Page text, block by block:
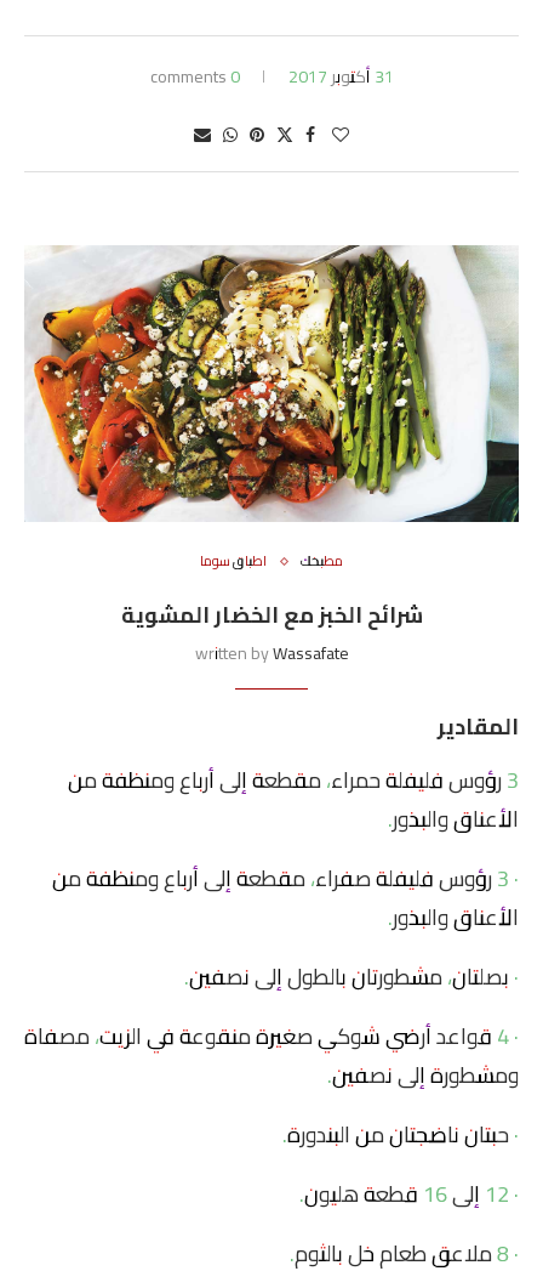
31 أكتوبر 2017 0 comments
مطبخك اطباق سوما
شرائح الخبز مع الخضار المشوية
written byWassafate
المقادير
3 رؤوس فليفلة حمراء، مقطعة إلى أرباع ومنظفة من
الأعناق والبذور.
· 3 رؤوس فليفلة صفراء، مقطعة إلى أرباع ومنظفة من
الأعناق والبذور.
· بصلتان، مشطورتان بالطول إلى نصفين.
· 4 قواعد أرضي شوكي صغيرة منقوعة في الزيت، مصفاة
ومشطورة إلى نصفين.
· حبتان ناضجتان من البندورة.
· 12 إلى 16 قطعة هليون.
· 8 ملاعق طعام خل بالثوم.